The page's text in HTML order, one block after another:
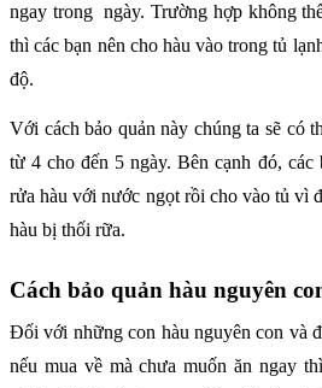
ngay trong ngày. Trường hợp không
thì các bạn nên cho hàu vào trong tủ
độ.
Với cách bảo quản này chúng ta sẽ có
từ 4 cho đến 5 ngày. Bên cạnh đó,
rửa hàu với nước ngọt rồi cho vào tủ vì
hàu bị thối rữa.
Cách bảo quản hàu nguyên
Đối với những con hàu nguyên con và
nếu mua về mà chưa muốn ăn ngay